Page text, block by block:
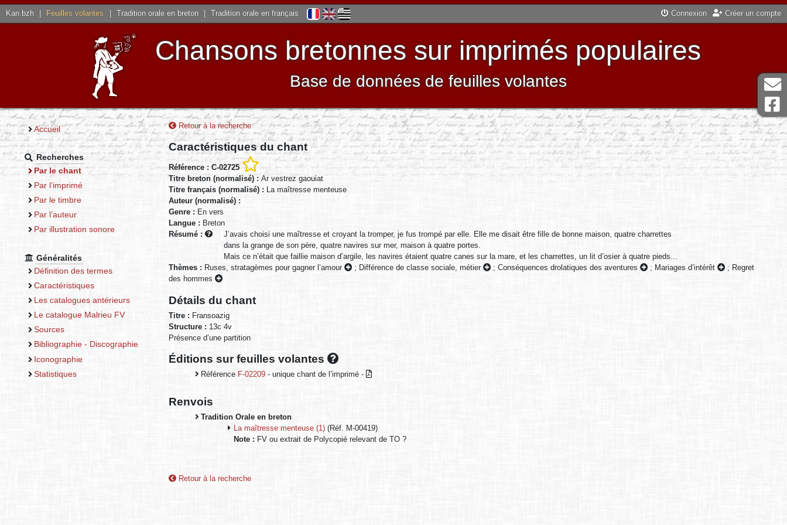
Kan.bzh Feuilles volantes Tradition orale en breton Tradition orale en français Connexion Créer un compte
Chansons bretonnes sur imprimés populaires
Base de données de feuilles volantes
Accueil
Recherches
Par le chant
Par l’imprimé
Par le timbre
Par l’auteur
Par illustration sonore
Généralités
Définition des termes
Caractéristiques
Les catalogues antérieurs
Le catalogue Malrieu FV
Sources
Bibliographie - Discographie
Iconographie
Statistiques
Retour à la recherche
Caractéristiques du chant
Référence : C-02725
Titre breton (normalisé) : Ar vestrez gaouiat
Titre français (normalisé) : La maîtresse menteuse
Auteur (normalisé) :
Genre : En vers
Langue : Breton
Résumé :
J’avais choisi une maîtresse et croyant la tromper, je fus trompé par elle. Elle me disait être fille de bonne maison, quatre charrettes
dans la grange de son père, quatre navires sur mer, maison à quatre portes.
Mais ce n’était que faillie maison d’argile, les navires étaient quatre canes sur la mare, et les charrettes, un lit d’osier à quatre pieds...
Thèmes : Ruses, stratagèmes pour gagner l’amour ; Différence de classe sociale, métier ; Conséquences drolatiques des aventures ; Mariages d’intérêt ; Regret
des hommes
Détails du chant
Titre : Fransoazig
Structure : 13c 4v
Présence d’une partition
Éditions sur feuilles volantes
Référence F-02209 - unique chant de l’imprimé -
Renvois
Tradition Orale en breton
La maîtresse menteuse (1)(Réf. M-00419)
Note : FV ou extrait de Polycopié relevant de TO ?
Retour à la recherche